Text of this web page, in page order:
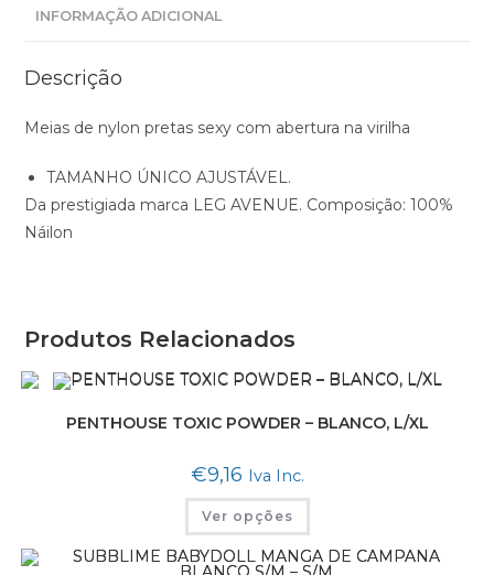
INFORMAÇÃO ADICIONAL
Descrição
Meias de nylon pretas sexy com abertura na virilha
TAMANHO ÚNICO AJUSTÁVEL.
Da prestigiada marca LEG AVENUE. Composição: 100%
Náilon
Produtos Relacionados
PENTHOUSE TOXIC POWDER – BLANCO, L/XL
€9,16 Iva Inc.
Ver opções